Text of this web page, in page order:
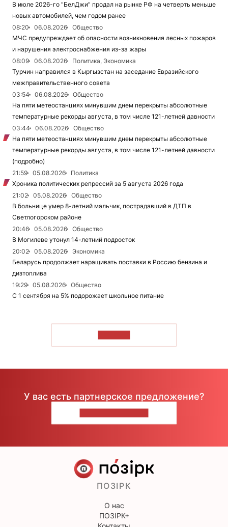
В июле 2026-го "БелДжи" продал на рынке РФ на четверть меньше
новых автомобилей, чем годом ранее
08:20
06.08.2026
Общество
МЧС предупреждает об опасности возникновения лесных пожаров
и нарушения электроснабжения из-за жары
08:09
06.08.2026
Политика, Экономика
Турчин направился в Кыргызстан на заседание Евразийского
межправительственного совета
03:54
06.08.2026
Общество
На пяти метеостанциях минувшим днем перекрыты абсолютные
температурные рекорды августа, в том числе 121-летней давности
03:44
06.08.2026
Общество
На пяти метеостанциях минувшим днем перекрыты абсолютные
температурные рекорды августа, в том числе 121-летней давности
(подробно)
21:59
05.08.2026
Политика
Хроника политических репрессий за 5 августа 2026 года
21:02
05.08.2026
Общество
В больнице умер 8-летний мальчик, пострадавший в ДТП в
Светлогорском районе
20:46
05.08.2026
Общество
В Могилеве утонул 14-летний подросток
20:02
05.08.2026
Экономика
Беларусь продолжает наращивать поставки в Россию бензина и
дизтоплива
19:29
05.08.2026
Общество
С 1 сентября на 5% подорожает школьное питание
У вас есть партнерское предложение?
ПОЗІРК
О нас
ПОЗІРК+